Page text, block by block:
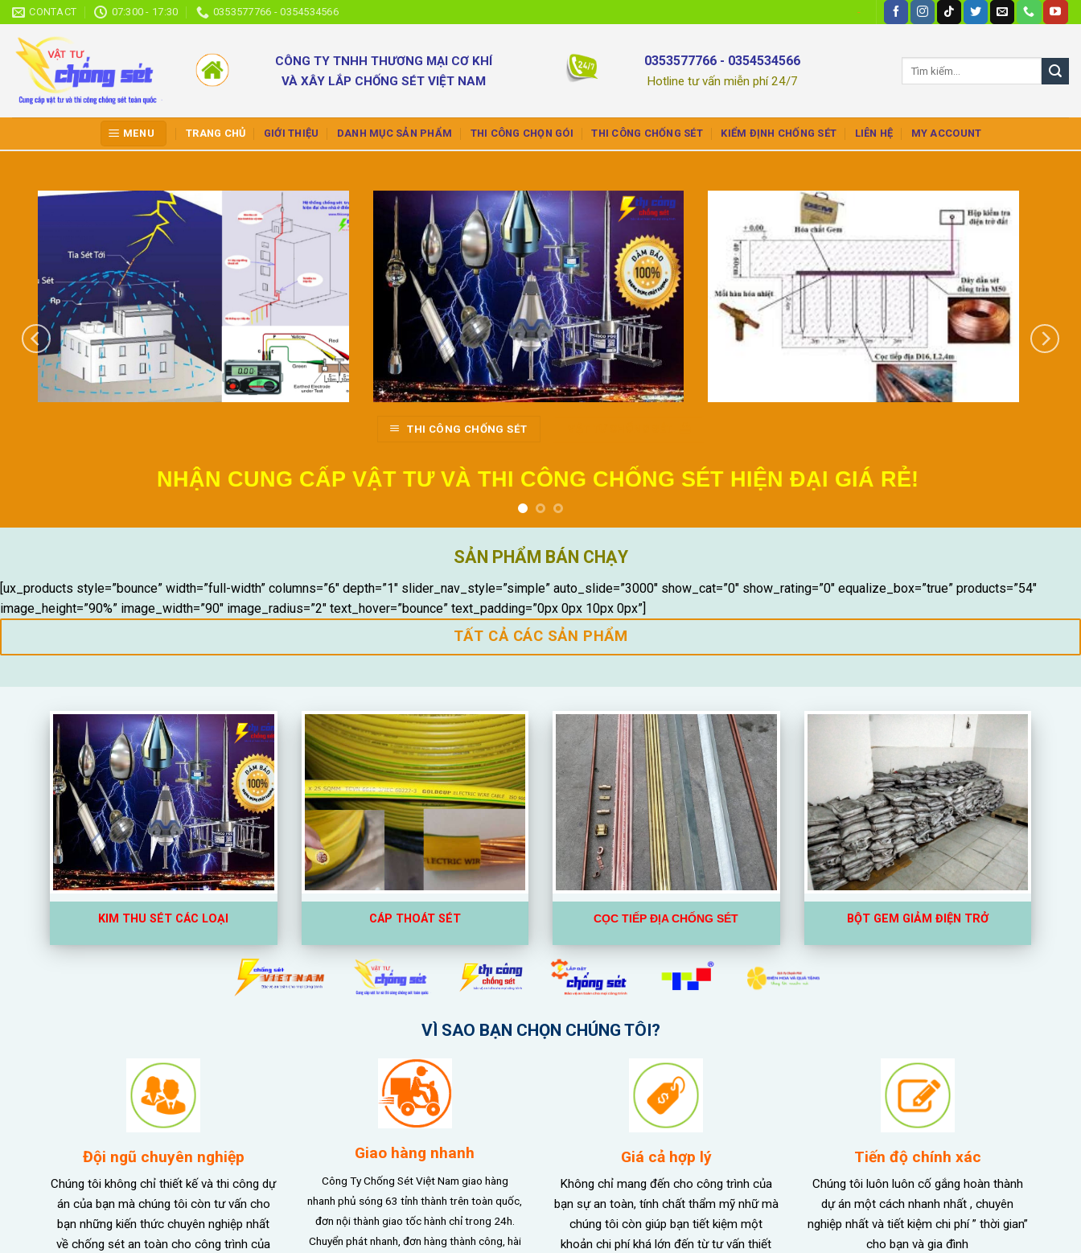
Skip
to
content
CONTACT 07:300 - 17:30 0353577766 - 0354534566 -
CÔNG TY TNHH THƯƠNG MẠI CƠ KHÍ
VÀ XÂY LẮP CHỐNG SÉT VIỆT NAM
0353577766 - 0354534566
Hotline tư vấn miễn phí 24/7
MENU TRANG CHỦ GIỚI THIỆU DANH MỤC SẢN PHẨM THI CÔNG CHỌN GÓI THI CÔNG CHỐNG SÉT KIỂM ĐỊNH CHỐNG SÉT LIÊN HỆ MY ACCOUNT
NHẬN CUNG CẤP VẬT TƯ VÀTHI CÔNG CHỐNG SÉT HIỆN ĐẠI GIÁ
NHIỆT, ĐO ĐIỆN TRỞ TIẾP TIẾP ĐỊA… BÁO GIÁ: 0353577766 THI CÔNG CHỐNG SÉT
SẢN PHẨM BÁN CHẠY
[ux_products style=”bounce” width=”full-width” columns=”6″ depth=”1″ slider_nav_style=”simple” auto_slide=”3000″ show_cat=”0″ show_rating=”0″ equalize_box=”true” products=”54″
image_height=”90%” image_width=”90″ image_radius=”2″ text_hover=”bounce” text_padding=”0px 0px 10px 0px”]
TẤT CẢ CÁC SẢN PHẨM
KIM THU SÉT CÁC LOẠI CÁP THOÁT SÉT CỌC TIẾP ĐỊA CHỐNG SÉT BỘT GEM GIẢM ĐIỆN TRỞ
VÌ SAO BẠN CHỌN CHÚNG TÔI?
Đội ngũ chuyên nghiệp
Chúng tôi không chỉ thiết kế và thi công dự
án của bạn mà chúng tôi còn tư vấn cho
bạn những kiến thức chuyên nghiệp nhất
về chống sét an toàn cho công trình của
Giao hàng nhanh
Công Ty Chống Sét Việt Nam giao hàng
nhanh phủ sóng 63 tỉnh thành trên toàn quốc,
đơn nội thành giao tốc hành chỉ trong 24h.
Chuyển phát nhanh, đơn hàng thành công, hài
Giá cả hợp lý
Không chỉ mang đến cho công trình của
bạn sự an toàn, tính chất thẩm mỹ nhữ mà
chúng tôi còn giúp bạn tiết kiệm một
khoản chi phí khá lớn đến từ tư vấn thiết
Tiến độ chính xác
Chúng tôi luôn luôn cố gắng hoàn thành
dự án một cách nhanh nhất , chuyên
nghiệp nhất và tiết kiệm chi phí ” thời gian”
cho bạn và gia đình